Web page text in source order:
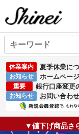
休業案内 夏季休業に
お知らせ ホームペー
重要 銀行口座変更
お知らせ お問い合わ
▼値下げ商品さ